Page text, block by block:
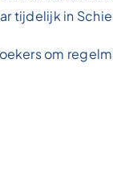
tijdelijk in
om